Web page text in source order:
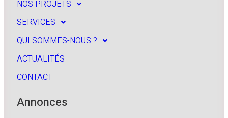
NOS PROJETS
SERVICES
QUI SOMMES-NOUS ?
ACTUALITÉS
CONTACT
Annonces